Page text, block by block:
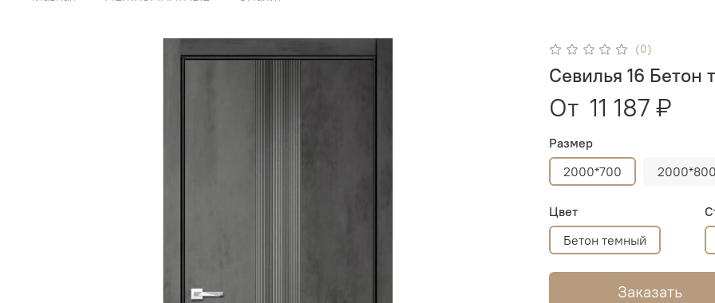
(0)
Севилья 16 Бетон
От 11 187 ₽
Размер
2000*700
2000*800
Цвет
Бетон темный
Заказать